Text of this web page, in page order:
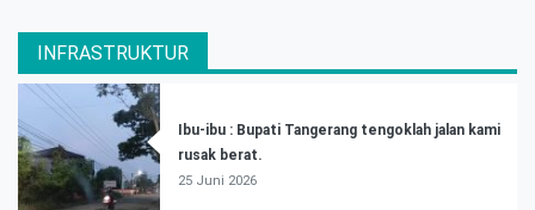
INFRASTRUKTUR
Ibu-ibu : Bupati Tangerang tengoklah jalan kami
rusak berat.
25 Juni 2026